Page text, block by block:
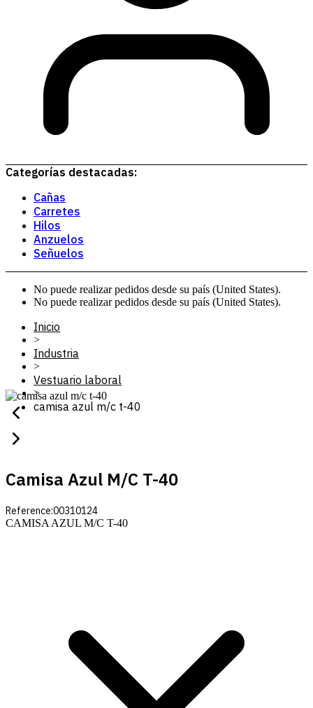
Categorías destacadas:
Cañas
Carretes
Hilos
Anzuelos
Señuelos
No puede realizar pedidos desde su país (United States).
No puede realizar pedidos desde su país (United States).
Inicio
>
Industria
>
Vestuario laboral
>
camisa azul m/c t-40
Camisa Azul M/c T-40
Reference:00310124
CAMISA AZUL M/C T-40